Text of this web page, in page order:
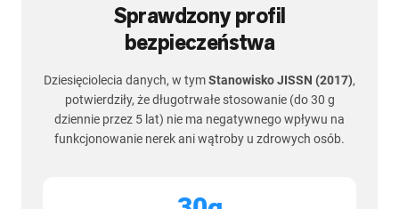
Sprawdzony profil
bezpieczeństwa
Dziesięciolecia danych, w tymStanowisko JISSN (2017),
potwierdziły, że długotrwałe stosowanie (do 30 g
dziennie przez 5 lat) nie ma negatywnego wpływu na
funkcjonowanie nerek ani wątroby u zdrowych osób.